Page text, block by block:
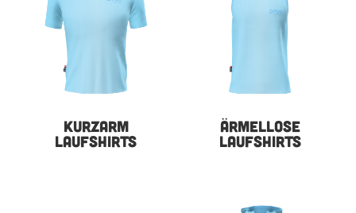
KURZARM
LAUFSHIRTS
ÄRMELLOSE
LAUFSHIRTS